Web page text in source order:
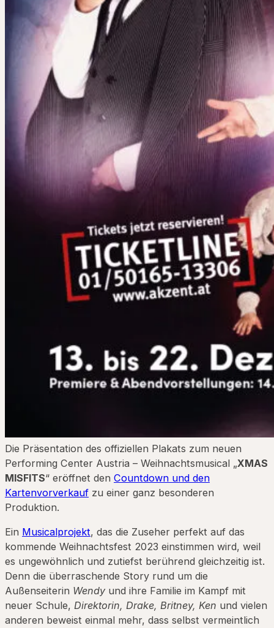
Die Präsentation des offiziellen Plakats zum neuen
Performing Center Austria – Weihnachtsmusical „XMAS
MISFITS“ eröffnet den Countdown und den
Kartenvorverkauf zu einer ganz besonderen
Produktion.
Ein Musicalprojekt, das die Zuseher perfekt auf das
kommende Weihnachtsfest 2023 einstimmen wird, weil
es ungewöhnlich und zutiefst berührend gleichzeitig ist.
Denn die überraschende Story rund um die
Außenseiterin Wendy und ihre Familie im Kampf mit
neuer Schule, Direktorin, Drake, Britney, Ken und vielen
anderen beweist einmal mehr, dass selbst vermeintlich